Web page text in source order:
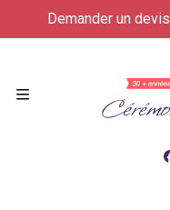
Demander un devis